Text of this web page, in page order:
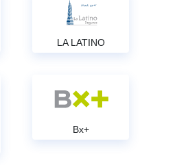
LA LATINO
Bx+